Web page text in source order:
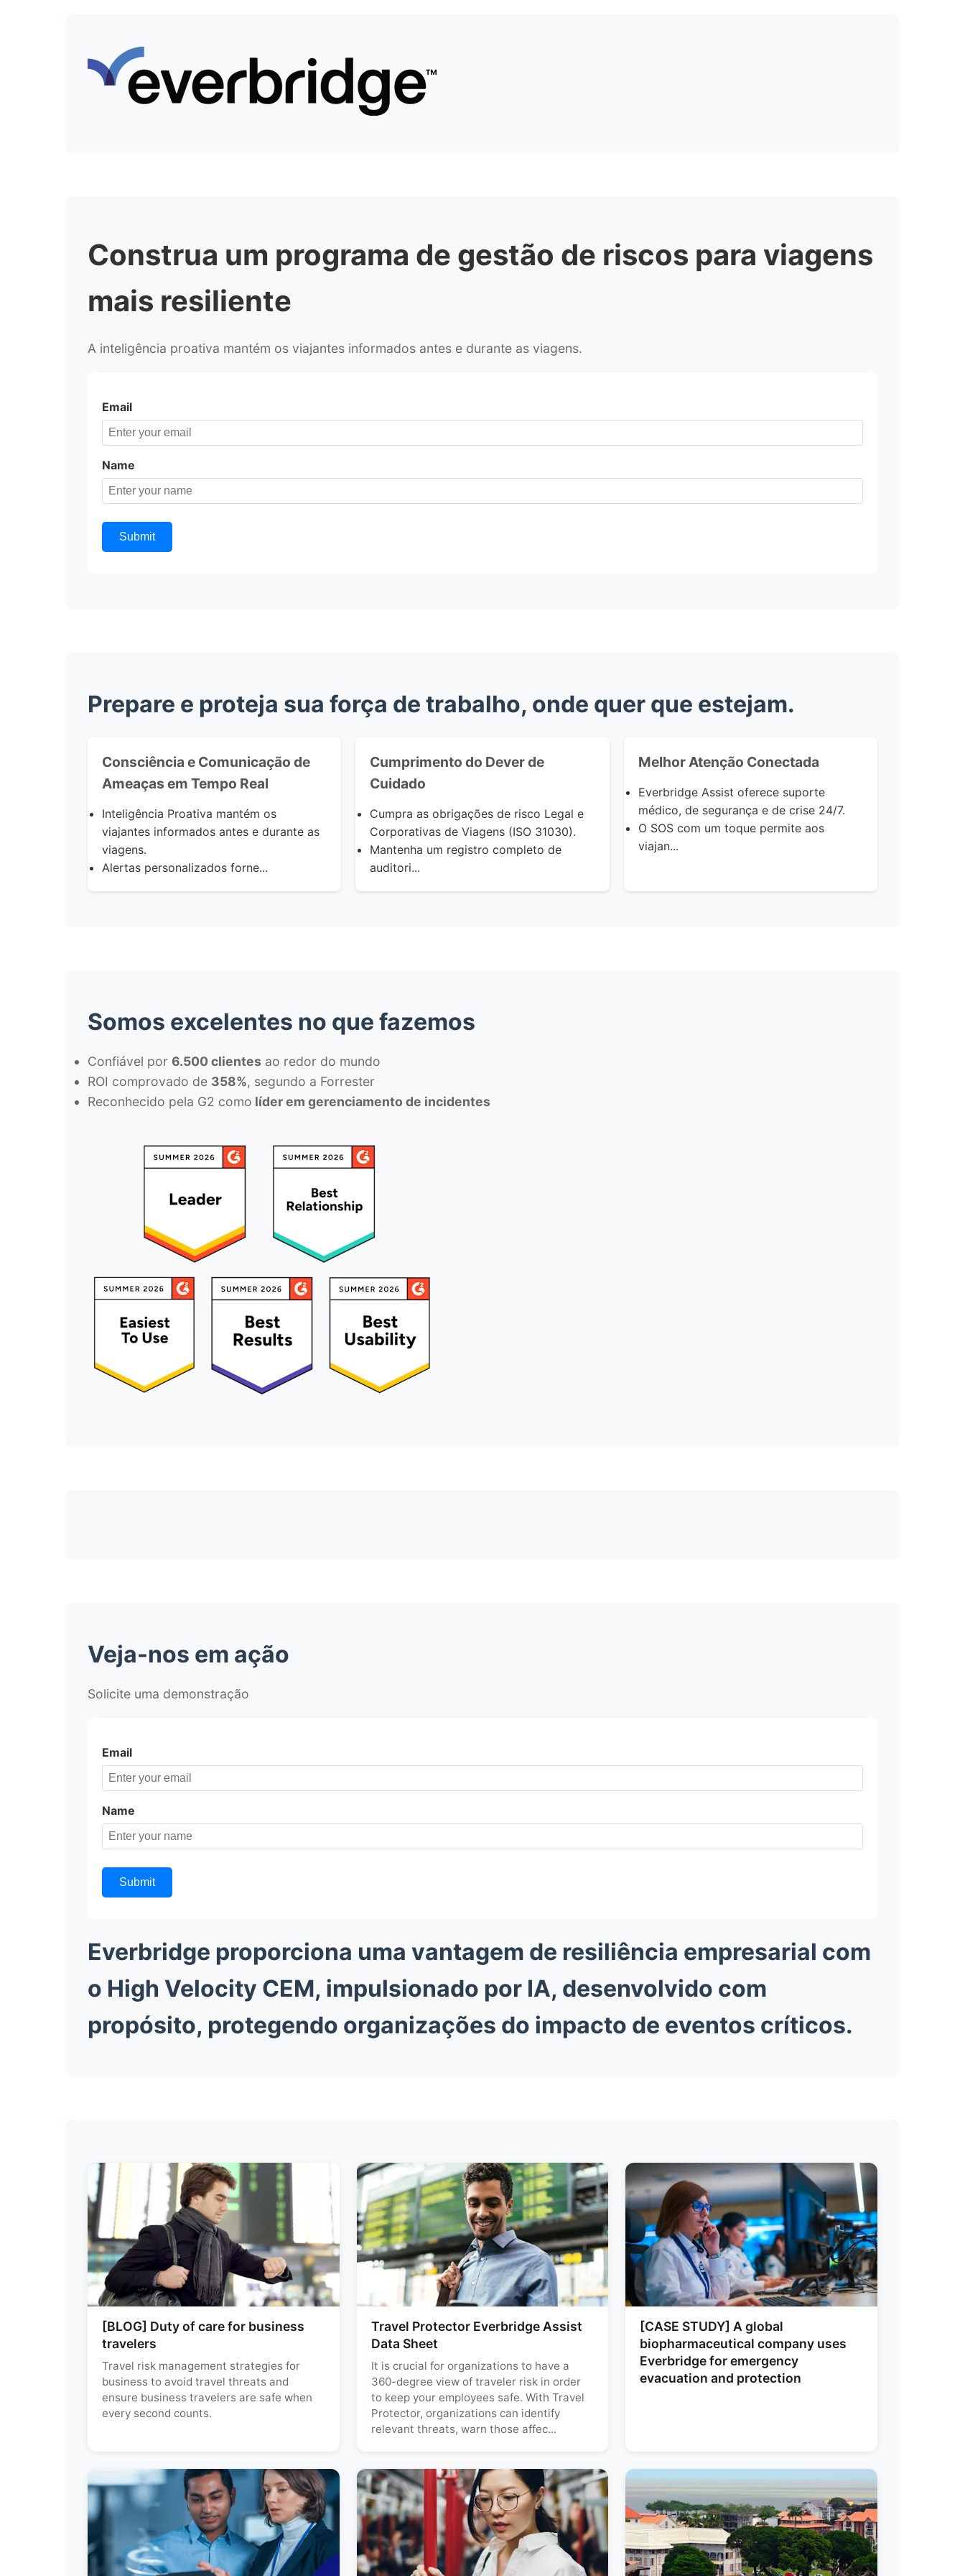
Construa um programa de gestão de riscos para viagens
mais resiliente
A inteligência proativa mantém os viajantes informados antes e durante as viagens.
Email
Name
Submit
Prepare e proteja sua força de trabalho, onde quer que estejam.
Consciência e Comunicação de
Ameaças em Tempo Real
Inteligência Proativa mantém os
viajantes informados antes e durante as
viagens.
Alertas personalizados forne...
Cumprimento do Dever de
Cuidado
Cumpra asobrigações de risco Legal e
Corporativas de Viagens (ISO 31030).
Mantenha um registro completo de
auditori...
Melhor Atenção Conectada
Everbridge Assist oferece suporte
médico, de segurança e de crise 24/7.
O SOS com um toquepermite aos
viajan...
Somos excelentes no que fazemos
Confiável por 6.500 clientes ao redor do mundo
ROI comprovado de 358%, segundo a Forrester
Reconhecido pela G2 como líder em gerenciamento de incidentes
Veja-nos em ação
Solicite uma demonstração
Email
Name
Submit
Everbridge proporciona uma vantagem de resiliência empresarial com
o High Velocity CEM, impulsionado por IA, desenvolvido com
propósito, protegendo organizações do impacto de eventos críticos.
[BLOG] Duty of care for business
travelers
Travel risk management strategies for
business to avoid travel threats and
ensure business travelers are safe when
every second counts.
Travel Protector Everbridge Assist
Data Sheet
It is crucial for organizations to have a
360-degree view of traveler risk in order
to keep your employees safe. With Travel
Protector, organizations can identify
relevant threats, warn those affec...
[CASE STUDY] A global
biopharmaceutical company uses
Everbridge for emergency
evacuation and protection